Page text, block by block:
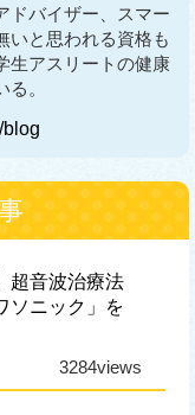
ドバイザー、スマー
いと思われる資格も
生アスリートの健康
。
blog
超音波治療法
ソニック」を
3284views